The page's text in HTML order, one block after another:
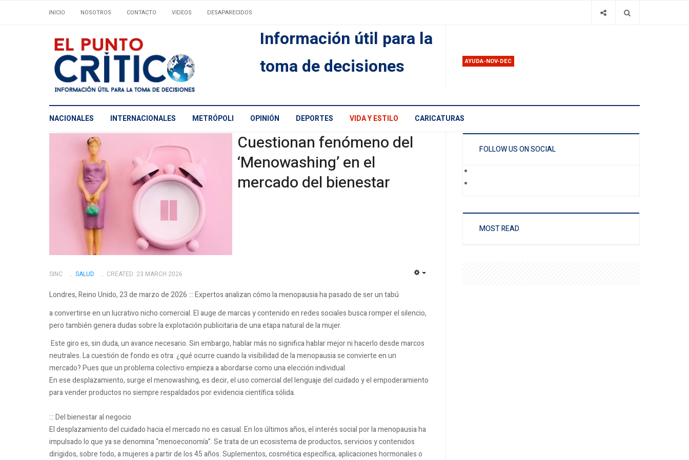
INICIO NOSOTROS CONTACTO VIDEOS DESAPARECIDOS
Información útil para la
toma de decisiones
AYUDA-NOV-DEC
NACIONALES INTERNACIONALES METRÓPOLI OPINIÓN DEPORTES VIDA Y ESTILO CARICATURAS
Cuestionan fenómeno del
‘Menowashing’ en el
mercado del bienestar
SINC SALUD CREATED: 23 MARCH 2026
Londres, Reino Unido, 23 de marzo de 2026 ::: Expertos analizan cómo la menopausia ha pasado de ser un tabú
a convertirse en un lucrativo nicho comercial. El auge de marcas y contenido en redes sociales busca romper el silencio,
pero también genera dudas sobre la explotación publicitaria de una etapa natural de la mujer.
Este giro es, sin duda, un avance necesario. Sin embargo, hablar más no significa hablar mejor ni hacerlo desde marcos
neutrales. La cuestión de fondo es otra: ¿qué ocurre cuando la visibilidad de la menopausia se convierte en un
mercado? Pues que un problema colectivo empieza a abordarse como una elección individual.
En ese desplazamiento, surge el menowashing, es decir, el uso comercial del lenguaje del cuidado y el empoderamiento
para vender productos no siempre respaldados por evidencia científica sólida.
::: Del bienestar al negocio
El desplazamiento del cuidado hacia el mercado no es casual. En los últimos años, el interés social por la menopausia ha
impulsado lo que ya se denomina “menoeconomía”. Se trata de un ecosistema de productos, servicios y contenidos
dirigidos, sobre todo, a mujeres a partir de los 45 años. Suplementos, cosmética específica, aplicaciones hormonales o
FOLLOW US ON SOCIAL
MOST READ